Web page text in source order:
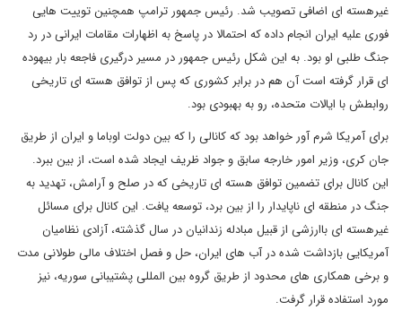
غیرهسته ای اضافی تصویب شد. رئیس جمهور ترامپ همچنین توییت هایی
فوری علیه ایران انجام داده که احتمالا در پاسخ به اظهارات مقامات ایرانی در رد
جنگ طلبی او بود. به این شکل رئیس جمهور در مسیر درگیری فاجعه بار بیهوده
ای قرار گرفته است آن هم در برابر کشوری که پس از توافق هسته ای تاریخی
روابطش با ایالات متحده، رو به بهبودی بود.
برای آمریکا شرم آور خواهد بود که کانالی را که بین دولت اوباما و ایران از طریق
جان کری، وزیر امور خارجه سابق و جواد ظریف ایجاد شده است، از بین ببرد.
این کانال برای تضمین توافق هسته ای تاریخی که در صلح و آرامش، تهدید به
جنگ در منطقه ای ناپایدار را از بین برد، توسعه یافت. این کانال برای مسائل
غیرهسته ای باارزشی از قبیل مبادله زندانیان در سال گذشته، آزادی نظامیان
آمریکایی بازداشت شده در آب های ایران، حل و فصل اختلاف مالی طولانی مدت
و برخی همکاری های محدود از طریق گروه بین المللی پشتیبانی سوریه، نیز
مورد استفاده قرار گرفت.